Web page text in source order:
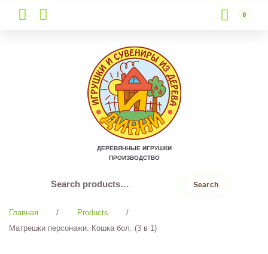
to
content
0
ДЕРЕВЯННЫЕ ИГРУШКИ
ПРОИЗВОДСТВО
for:
Search
Главная / Products
/
Матрешки персонажи. Кошка бол. (3 в 1)